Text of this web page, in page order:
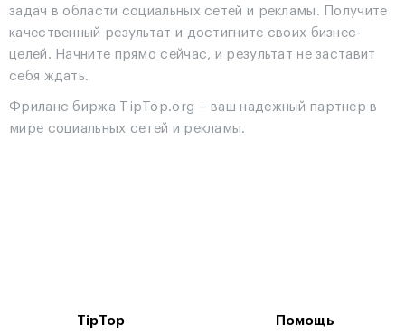
задач в области социальных сетей и рекламы. Получите
качественный результат и достигните своих бизнес-
целей. Начните прямо сейчас, и результат не заставит
себя ждать.
Фриланс биржа TipTop.org – ваш надежный партнер в
мире социальных сетей и рекламы.
TipTop Помощь